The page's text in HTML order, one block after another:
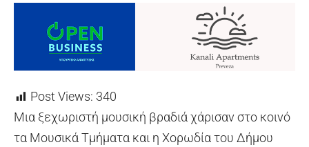
Post Views: 340
Μια ξεχωριστή μουσική βραδιά χάρισαν στο κοινό
τα Μουσικά Τμήματα και η Χορωδία του Δήμου